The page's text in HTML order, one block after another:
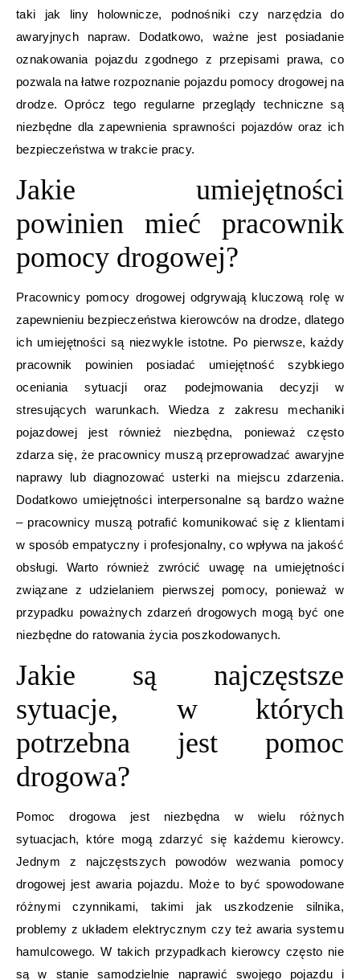
taki jak liny holownicze, podnośniki czy narzędzia do
awaryjnych napraw. Dodatkowo, ważne jest posiadanie
oznakowania pojazdu zgodnego z przepisami prawa, co
pozwala na łatwe rozpoznanie pojazdu pomocy drogowej na
drodze. Oprócz tego regularne przeglądy techniczne są
niezbędne dla zapewnienia sprawności pojazdów oraz ich
bezpieczeństwa w trakcie pracy.
Jakie umiejętności
powinien mieć pracownik
pomocy drogowej?
Pracownicy pomocy drogowej odgrywają kluczową rolę w
zapewnieniu bezpieczeństwa kierowców na drodze, dlatego
ich umiejętności są niezwykle istotne. Po pierwsze, każdy
pracownik powinien posiadać umiejętność szybkiego
oceniania sytuacji oraz podejmowania decyzji w
stresujących warunkach. Wiedza z zakresu mechaniki
pojazdowej jest również niezbędna, ponieważ często
zdarza się, że pracownicy muszą przeprowadzać awaryjne
naprawy lub diagnozować usterki na miejscu zdarzenia.
Dodatkowo umiejętności interpersonalne są bardzo ważne
– pracownicy muszą potrafić komunikować się z klientami
w sposób empatyczny i profesjonalny, co wpływa na jakość
obsługi. Warto również zwrócić uwagę na umiejętności
związane z udzielaniem pierwszej pomocy, ponieważ w
przypadku poważnych zdarzeń drogowych mogą być one
niezbędne do ratowania życia poszkodowanych.
Jakie są najczęstsze
sytuacje, w których
potrzebna jest pomoc
drogowa?
Pomoc drogowa jest niezbędna w wielu różnych
sytuacjach, które mogą zdarzyć się każdemu kierowcy.
Jednym z najczęstszych powodów wezwania pomocy
drogowej jest awaria pojazdu. Może to być spowodowane
różnymi czynnikami, takimi jak uszkodzenie silnika,
problemy z układem elektrycznym czy też awaria systemu
hamulcowego. W takich przypadkach kierowcy często nie
są w stanie samodzielnie naprawić swojego pojazdu i